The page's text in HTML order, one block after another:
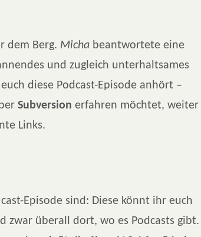
dem Berg. Micha beantwortete eine
und zugleich unterhaltsames
diese Podcast-Episode anhört –
Subversion erfahren möchtet, weiter
Links.
Episode sind: Diese könnt ihr euch
zwar überall dort, wo es Podcasts gibt.